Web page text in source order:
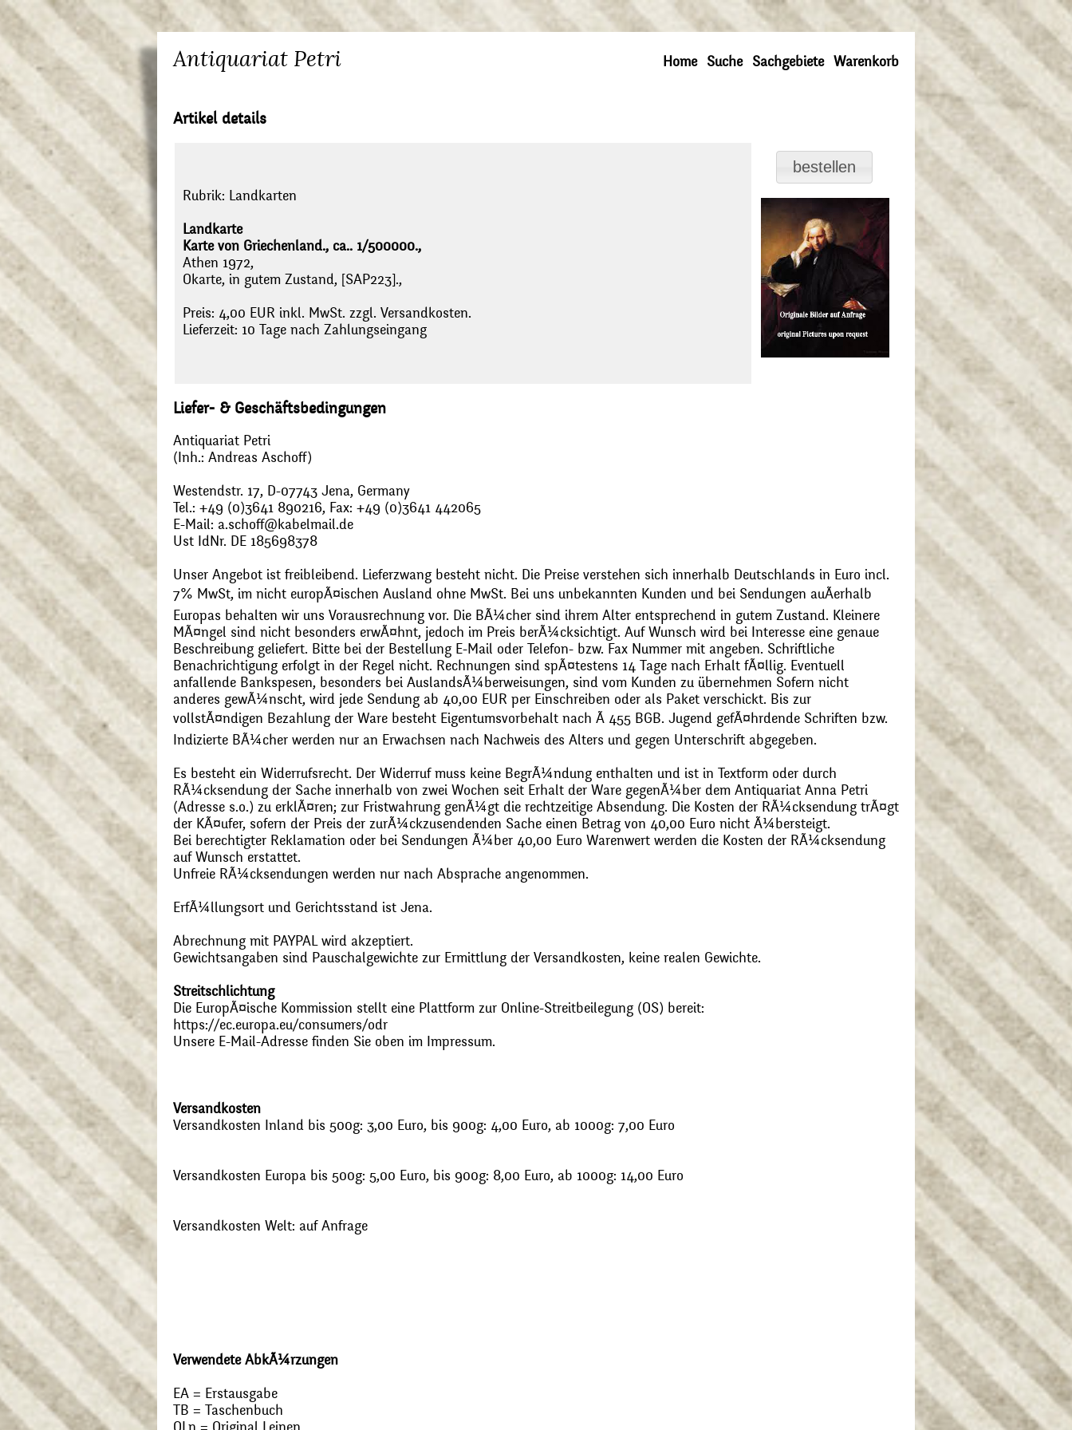
Antiquariat Petri Home Suche Sachgebiete Warenkorb
Artikel details
Rubrik: Landkarten
Landkarte
Karte von Griechenland., ca.. 1/500000.,
Athen 1972,
Okarte, in gutem Zustand, [SAP223].,
Preis: 4,00 EUR inkl. MwSt. zzgl. Versandkosten.
Lieferzeit: 10 Tage nach Zahlungseingang
Liefer- & Geschäftsbedingungen
Antiquariat Petri
(Inh.: Andreas Aschoff)
Westendstr. 17, D-07743 Jena, Germany
Tel.: +49 (0)3641 890216, Fax: +49 (0)3641 442065
E-Mail: a.schoff@kabelmail.de
Ust IdNr. DE 185698378
Unser Angebot ist freibleibend. Lieferzwang besteht nicht. Die Preise verstehen sich innerhalb Deutschlands in Euro incl.
7% MwSt, im nicht europÃ¤ischen Ausland ohne MwSt. Bei uns unbekannten Kunden und bei Sendungen auÃerhalb
Europas behalten wir uns Vorausrechnung vor. Die BÃ¼cher sind ihrem Alter entsprechend in gutem Zustand. Kleinere
MÃ¤ngel sind nicht besonders erwÃ¤hnt, jedoch im Preis berÃ¼cksichtigt. Auf Wunsch wird bei Interesse eine genaue
Beschreibung geliefert. Bitte bei der Bestellung E-Mail oder Telefon- bzw. Fax Nummer mit angeben. Schriftliche
Benachrichtigung erfolgt in der Regel nicht. Rechnungen sind spÃ¤testens 14 Tage nach Erhalt fÃ¤llig. Eventuell
anfallende Bankspesen, besonders bei AuslandsÃ¼berweisungen, sind vom Kunden zu übernehmen Sofern nicht
anderes gewÃ¼nscht, wird jede Sendung ab 40,00 EUR per Einschreiben oder als Paket verschickt. Bis zur
vollstÃ¤ndigen Bezahlung der Ware besteht Eigentumsvorbehalt nach Ã 455 BGB. Jugend gefÃ¤hrdende Schriften bzw.
Indizierte BÃ¼cher werden nur an Erwachsen nach Nachweis des Alters und gegen Unterschrift abgegeben.
Es besteht ein Widerrufsrecht. Der Widerruf muss keine BegrÃ¼ndung enthalten und ist in Textform oder durch
RÃ¼cksendung der Sache innerhalb von zwei Wochen seit Erhalt der Ware gegenÃ¼ber dem Antiquariat Anna Petri
(Adresse s.o.) zu erklÃ¤ren; zur Fristwahrung genÃ¼gt die rechtzeitige Absendung. Die Kosten der RÃ¼cksendung trÃ¤gt
der KÃ¤ufer, sofern der Preis der zurÃ¼ckzusendenden Sache einen Betrag von 40,00 Euro nicht Ã¼bersteigt.
Bei berechtigter Reklamation oder bei Sendungen Ã¼ber 40,00 Euro Warenwert werden die Kosten der RÃ¼cksendung
auf Wunsch erstattet.
Unfreie RÃ¼cksendungen werden nur nach Absprache angenommen.
ErfÃ¼llungsort und Gerichtsstand ist Jena.
Abrechnung mit PAYPAL wird akzeptiert.
Gewichtsangaben sind Pauschalgewichte zur Ermittlung der Versandkosten, keine realen Gewichte.
Streitschlichtung
Die EuropÃ¤ische Kommission stellt eine Plattform zur Online-Streitbeilegung (OS) bereit:
https://ec.europa.eu/consumers/odr
Unsere E-Mail-Adresse finden Sie oben im Impressum.
Versandkosten
Versandkosten Inland bis 500g: 3,00 Euro, bis 900g: 4,00 Euro, ab 1000g: 7,00 Euro
Versandkosten Europa bis 500g: 5,00 Euro, bis 900g: 8,00 Euro, ab 1000g: 14,00 Euro
Versandkosten Welt: auf Anfrage
Verwendete AbkÃ¼rzungen
EA = Erstausgabe
TB = Taschenbuch